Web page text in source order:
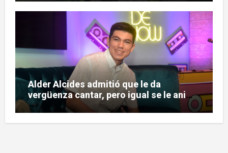
Alder Alcides admitió que le da
vergüenza cantar, pero igual se le animó
a Soda Stereo